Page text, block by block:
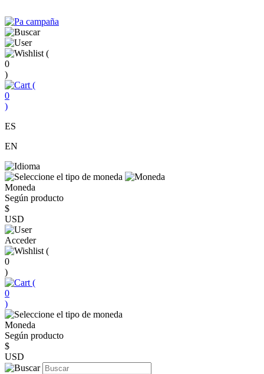
(
0
)
(
0
)
ES
EN
Moneda
Según producto
$
USD
Acceder
(
0
)
(
0
)
Moneda
Según producto
$
USD